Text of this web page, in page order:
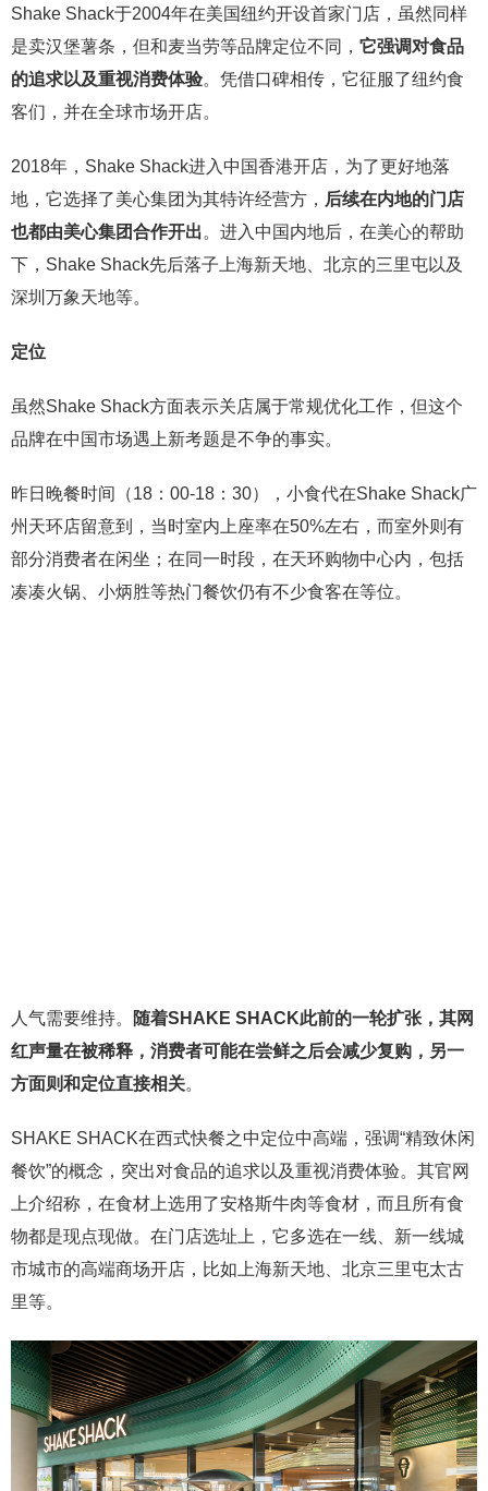
Shake Shack于2004年在美国纽约开设首家门店，虽然同样
是卖汉堡薯条，但和麦当劳等品牌定位不同， 它强调对食品
的追求以及重视消费体验。凭借口碑相传，它征服了纽约食
客们，并在全球市场开店。
2018年，Shake Shack进入中国香港开店，为了更好地落
地，它选择了美心集团为其特许经营方， 后续在内地的门店
也都由美心集团合作开出。进入中国内地后，在美心的帮助
下，Shake Shack先后落子上海新天地、北京的三里屯以及
深圳万象天地等。
定位
虽然Shake Shack方面表示关店属于常规优化工作，但这个
品牌在中国市场遇上新考题是不争的事实。
昨日晚餐时间（18：00-18：30），小食代在Shake Shack广
州天环店留意到，当时室内上座率在50%左右，而室外则有
部分消费者在闲坐；在同一时段，在天环购物中心内，包括
凑凑火锅、小炳胜等热门餐饮仍有不少食客在等位。
人气需要维持。
随着SHAKE SHACK此前的一轮扩张，其网
红声量在被稀释，消费者可能在尝鲜之后会减少复购，另一
方面则和定位直接相关。
SHAKE SHACK在西式快餐之中定位中高端，强调“精致休闲
餐饮”的概念，突出对食品的追求以及重视消费体验。其官网
上介绍称，在食材上选用了安格斯牛肉等食材，而且所有食
物都是现点现做。在门店选址上，它多选在一线、新一线城
市城市的高端商场开店，比如上海新天地、北京三里屯太古
里等。